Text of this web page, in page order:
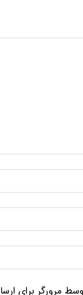
مرورگر برای